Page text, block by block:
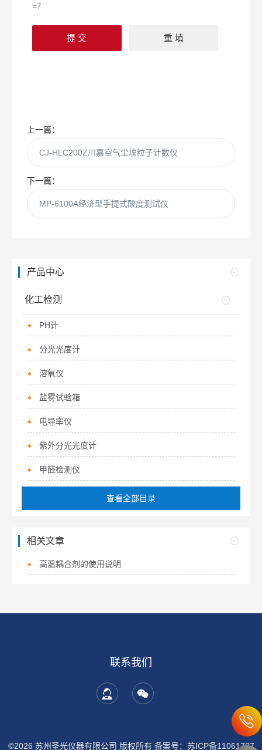
=7
上一篇：
CJ-HLC200Z川嘉空气尘埃粒子计数仪
下一篇：
MP-6100A经济型手提式酸度测试仪
产品中心
化工检测
PH计
分光光度计
溶氧仪
盐雾试验箱
电导率仪
紫外分光光度计
甲醛检测仪
查看全部目录
相关文章
高温耦合剂的使用说明
联系我们
©2026 苏州圣光仪器有限公司 版权所有 备案号：苏ICP备11061787